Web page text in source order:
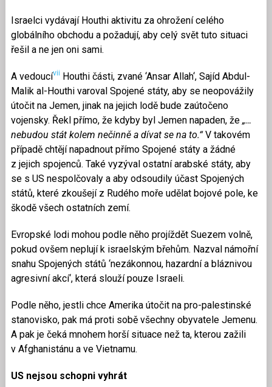
Israelci vydávají Houthi aktivitu za ohrožení celého
globálního obchodu a požadují, aby celý svět tuto situaci
řešil a ne jen oni sami.
A vedoucívii Houthi části, zvané ‘Ansar Allah‘, Sajíd Abdul-
Malik al-Houthi varoval Spojené státy, aby se neopovážily
útočit na Jemen, jinak na jejich lodě bude zaútočeno
vojensky. Řekl přímo, že kdyby byl Jemen napaden, že „…
nebudou stát kolem nečinně a dívat se na to.“V takovém
případě chtějí napadnout přímo Spojené státy a žádné
z jejich spojenců. Také vyzýval ostatní arabské státy, aby
se s US nespolčovaly a aby odsoudily účast Spojených
států, které zkoušejí z Rudého moře udělat bojové pole, ke
škodě všech ostatních zemí.
Evropské lodi mohou podle něho projíždět Suezem volně,
pokud ovšem neplují k israelským břehům. Nazval námořní
snahu Spojených států ‘nezákonnou, hazardní a bláznivou
agresivní akcí‘, která slouží pouze Israeli.
Podle něho, jestli chce Amerika útočit na pro-palestinské
stanovisko, pak má proti sobě všechny obyvatele Jemenu.
A pak je čeká mnohem horší situace než ta, kterou zažili
v Afghanistánu a ve Vietnamu.
US nejsou schopni vyhrát